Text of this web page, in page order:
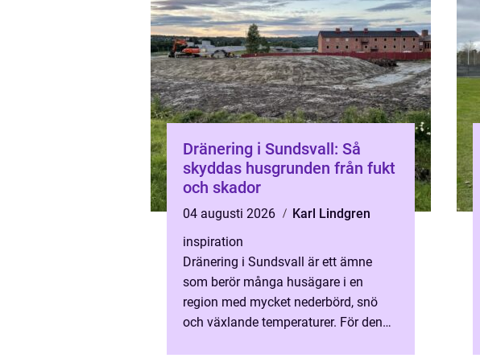
Dränering i Sundsvall: Så
skyddas husgrunden från fukt
och skador
04 augusti 2026
Karl Lindgren
inspiration
Dränering i Sundsvall är ett ämne
som berör många husägare i en
region med mycket nederbörd, snö
och växlande temperaturer. För den